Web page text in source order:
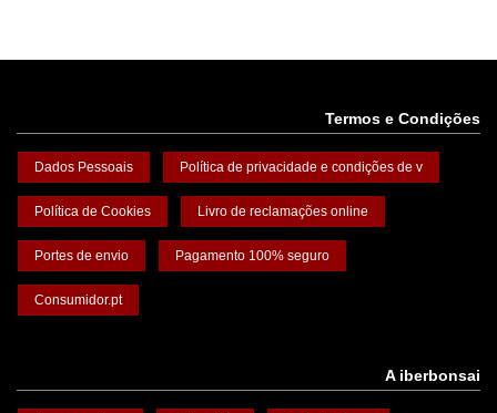
Termos e Condições
Dados Pessoais Política de privacidade e condições de v
Política de Cookies Livro de reclamações online
Portes de envio Pagamento 100% seguro
Consumidor.pt
A iberbonsai